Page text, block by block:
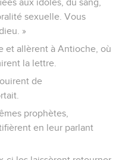
aux idoles, du sang,
sexuelle. Vous
»
et allèrent à Antioche, où
la lettre.
de
prophètes,
en leur parlant